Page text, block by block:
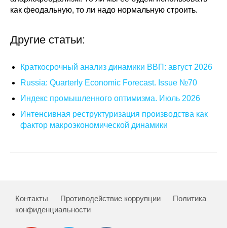
как феодальную, то ли надо нормальную строить.
Другие статьи:
Краткосрочный анализ динамики ВВП: август 2026
Russia: Quarterly Economic Forecast. Issue №70
Индекс промышленного оптимизма. Июль 2026
Интенсивная реструктуризация производства как
фактор макроэкономической динамики
Контакты Противодействие коррупции
Политика
конфиденциальности